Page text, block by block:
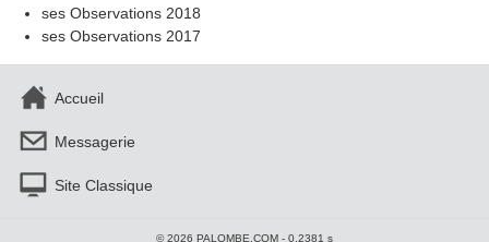
ses Observations 2018
ses Observations 2017
Accueil
Messagerie
Site Classique
© 2026 PALOMBE.COM - 0.2381 s